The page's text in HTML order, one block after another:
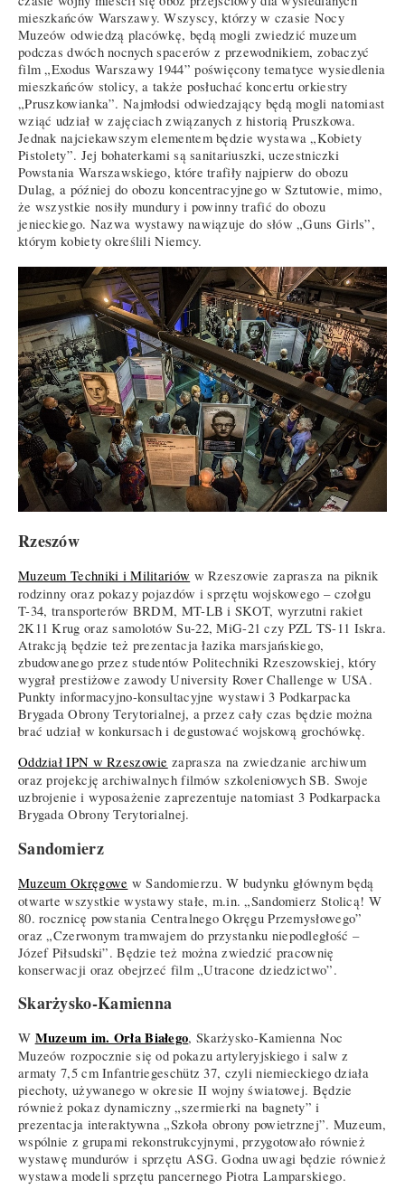
mieszkańców Warszawy. Wszyscy, którzy w czasie Nocy
Muzeów odwiedzą placówkę, będą mogli zwiedzić muzeum
podczas dwóch nocnych spacerów z przewodnikiem, zobaczyć
film „Exodus Warszawy 1944” poświęcony tematyce wysiedlenia
mieszkańców stolicy, a także posłuchać koncertu orkiestry
„Pruszkowianka”. Najmłodsi odwiedzający będą mogli natomiast
wziąć udział w zajęciach związanych z historią Pruszkowa.
Jednak najciekawszym elementem będzie wystawa „Kobiety
Pistolety”. Jej bohaterkami są sanitariuszki, uczestniczki
Powstania Warszawskiego, które trafiły najpierw do obozu
Dulag, a później do obozu koncentracyjnego w Sztutowie, mimo,
że wszystkie nosiły mundury i powinny trafić do obozu
jenieckiego. Nazwa wystawy nawiązuje do słów „Guns Girls”,
którym kobiety określili Niemcy.
Rzeszów
Muzeum Techniki i Militariów w Rzeszowie zaprasza na piknik
rodzinny oraz pokazy pojazdów i sprzętu wojskowego – czołgu
T-34, transporterów BRDM, MT-LB i SKOT, wyrzutni rakiet
2K11 Krug oraz samolotów Su-22, MiG-21 czy PZL TS-11 Iskra.
Atrakcją będzie też prezentacja łazika marsjańskiego,
zbudowanego przez studentów Politechniki Rzeszowskiej, który
wygrał prestiżowe zawody University Rover Challenge w USA.
Punkty informacyjno-konsultacyjne wystawi 3 Podkarpacka
Brygada Obrony Terytorialnej, a przez cały czas będzie można
brać udział w konkursach i degustować wojskową grochówkę.
Oddział IPN w Rzeszowie zaprasza na zwiedzanie archiwum
oraz projekcję archiwalnych filmów szkoleniowych SB. Swoje
uzbrojenie i wyposażenie zaprezentuje natomiast 3 Podkarpacka
Brygada Obrony Terytorialnej.
Sandomierz
Muzeum Okręgowe w Sandomierzu. W budynku głównym będą
otwarte wszystkie wystawy stałe, m.in. „Sandomierz Stolicą! W
80. rocznicę powstania Centralnego Okręgu Przemysłowego”
oraz „Czerwonym tramwajem do przystanku niepodległość –
Józef Piłsudski”. Będzie też można zwiedzić pracownię
konserwacji oraz obejrzeć film „Utracone dziedzictwo”.
Skarżysko-Kamienna
W Muzeum im. Orła Białego, Skarżysko-Kamienna Noc
Muzeów rozpocznie się od pokazu artyleryjskiego i salw z
armaty 7,5 cm Infantriegeschütz 37, czyli niemieckiego działa
piechoty, używanego w okresie II wojny światowej. Będzie
również pokaz dynamiczny „szermierki na bagnety” i
prezentacja interaktywna „Szkoła obrony powietrznej”. Muzeum,
wspólnie z grupami rekonstrukcyjnymi, przygotowało również
wystawę mundurów i sprzętu ASG. Godna uwagi będzie również
wystawa modeli sprzętu pancernego Piotra Lamparskiego.